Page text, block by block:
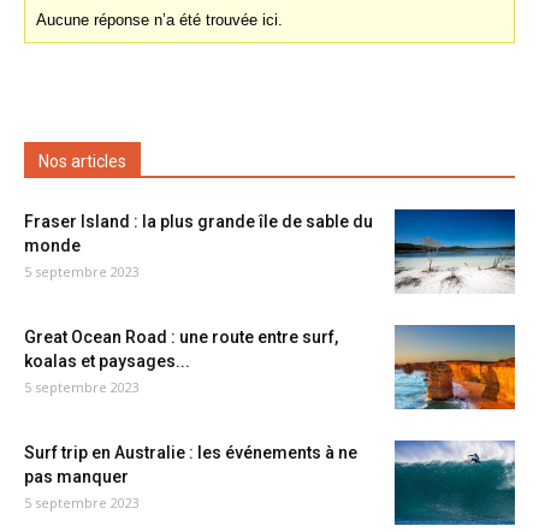
Aucune réponse n’a été trouvée ici.
Nos articles
Fraser Island : la plus grande île de sable du
monde
5 septembre 2023
Great Ocean Road : une route entre surf,
koalas et paysages...
5 septembre 2023
Surf trip en Australie : les événements à ne
pas manquer
5 septembre 2023